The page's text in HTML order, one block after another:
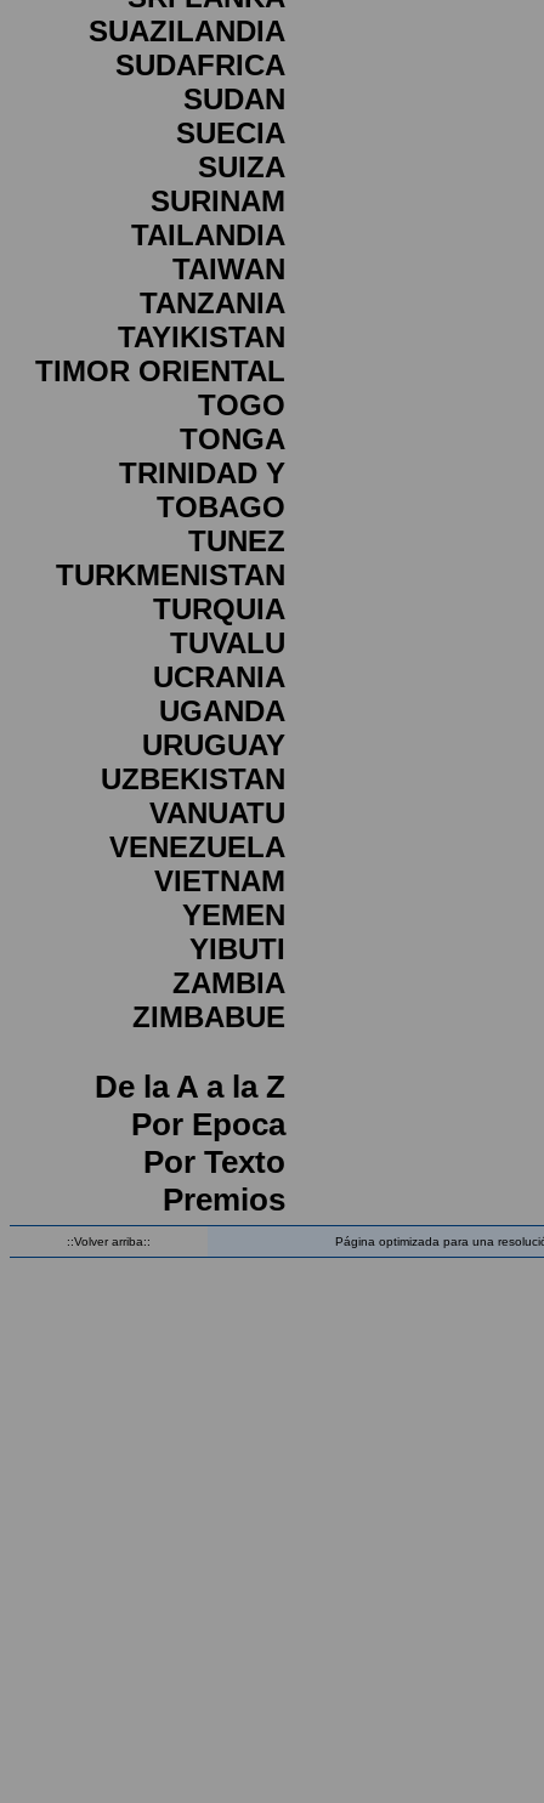
SUAZILANDIA
SUDAFRICA
SUDAN
SUECIA
SUIZA
SURINAM
TAILANDIA
TAIWAN
TANZANIA
TAYIKISTAN
TIMOR ORIENTAL
TOGO
TONGA
TRINIDAD Y
TOBAGO
TUNEZ
TURKMENISTAN
TURQUIA
TUVALU
UCRANIA
UGANDA
URUGUAY
UZBEKISTAN
VANUATU
VENEZUELA
VIETNAM
YEMEN
YIBUTI
ZAMBIA
ZIMBABUE
De la A a la Z
Por Epoca
Por Texto
Premios
::Volver arriba:: Página optimizada para una